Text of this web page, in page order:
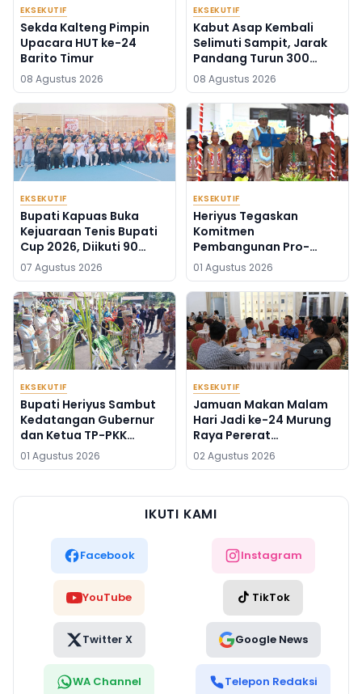
EKSEKUTIF
Sekda Kalteng Pimpin
Upacara HUT ke-24
Barito Timur
08 Agustus 2026
EKSEKUTIF
Kabut Asap Kembali
Selimuti Sampit, Jarak
Pandang Turun 300
Meter
08 Agustus 2026
EKSEKUTIF
Bupati Kapuas Buka
Kejuaraan Tenis Bupati
Cup 2026, Diikuti 90
Atlet Kalteng dan Kalsel
07 Agustus 2026
EKSEKUTIF
Heriyus Tegaskan
Komitmen
Pembangunan Pro-
Rakyat di HUT ke-24
Murung Raya
01 Agustus 2026
EKSEKUTIF
Bupati Heriyus Sambut
Kedatangan Gubernur
dan Ketua TP-PKK
Kalteng
01 Agustus 2026
EKSEKUTIF
Jamuan Makan Malam
Hari Jadi ke-24 Murung
Raya Pererat
Silaturahmi
02 Agustus 2026
IKUTI KAMI
Facebook Instagram
YouTube TikTok
Twitter X Google News
WA Channel Telepon Redaksi